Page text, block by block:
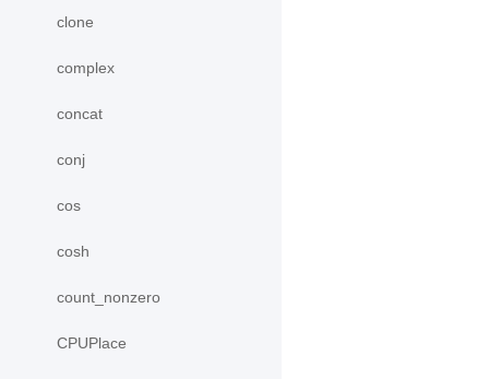
clone
complex
concat
conj
cos
cosh
count_nonzero
CPUPlace